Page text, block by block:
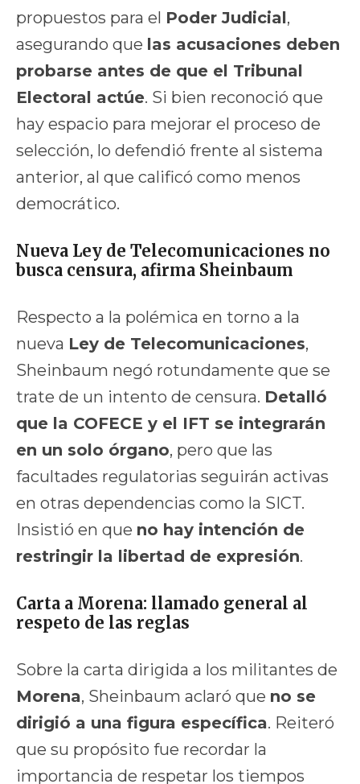
propuestos para el Poder Judicial,
asegurando que las acusaciones deben
probarse antes de que el Tribunal
Electoral actúe. Si bien reconoció que
hay espacio para mejorar el proceso de
selección, lo defendió frente al sistema
anterior, al que calificó como menos
democrático.
Nueva Ley de Telecomunicaciones no
busca censura, afirma Sheinbaum
Respecto a la polémica en torno a la
nueva Ley de Telecomunicaciones,
Sheinbaum negó rotundamente que se
trate de un intento de censura. Detalló
que la COFECE y el IFT se integrarán
en un solo órgano, pero que las
facultades regulatorias seguirán activas
en otras dependencias como la SICT.
Insistió en que no hay intención de
restringir la libertad de expresión.
Carta a Morena: llamado general al
respeto de las reglas
Sobre la carta dirigida a los militantes de
Morena, Sheinbaum aclaró que no se
dirigió a una figura específica. Reiteró
que su propósito fue recordar la
importancia de respetar los tiempos